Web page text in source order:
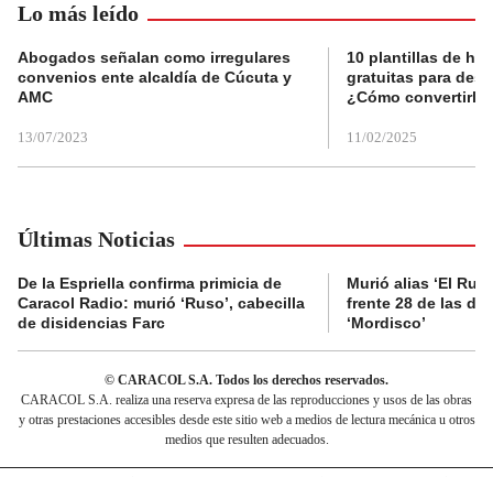
Lo más leído
Abogados señalan como irregulares
convenios ente alcaldía de Cúcuta y
AMC
13/07/2023
10 plantillas de
gratuitas para
¿Cómo convertirla
11/02/2025
Últimas Noticias
De la Espriella confirma primicia de
Caracol Radio: murió ‘Ruso’, cabecilla
de disidencias Farc
Murió alias ‘El
frente 28 de las
‘Mordisco’
© CARACOL S.A. Todos los derechos reservados.
CARACOL S.A. realiza una reserva expresa de las reproducciones y usos de las obras
y otras prestaciones accesibles desde este sitio web a medios de lectura mecánica u otros
medios que resulten adecuados.